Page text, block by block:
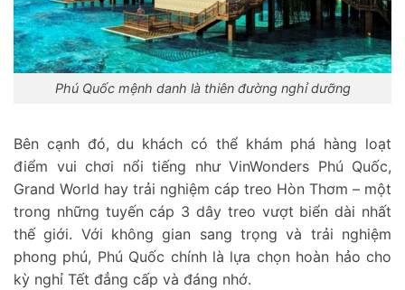
Phú Quốc mệnh danh là thiên đường nghỉ dưỡng
Bên cạnh đó, du khách có thể khám phá hàng loạt
điểm vui chơi nổi tiếng như VinWonders Phú Quốc,
Grand World hay trải nghiệm cáp treo Hòn Thơm – một
trong những tuyến cáp 3 dây treo vượt biển dài nhất
thế giới. Với không gian sang trọng và trải nghiệm
phong phú, Phú Quốc chính là lựa chọn hoàn hảo cho
kỳ nghỉ Tết đẳng cấp và đáng nhớ.